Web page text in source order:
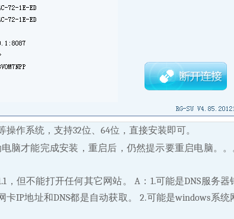
操作系统，支持32位、64位，直接安装即可。
脑才能完成安装，重启后，仍然提示要重启电脑。
，但不能打开任何其它网站。 A：1.可能是DNS服务
IP地址和DNS都是自动获取。 2.可能是windows系